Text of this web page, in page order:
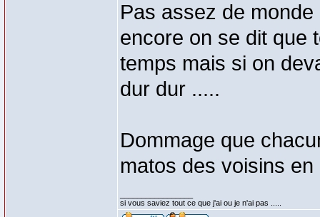
Pas assez de
encore on se dit que
temps mais si on
dur dur .....
Dommage que
matos des voisins en
si vous saviez tout ce que j'ai ou je n'ai pas .....